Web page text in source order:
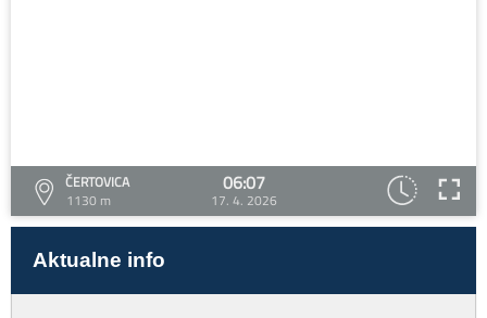
ČERTOVICA
1130 m
06:07
17. 4. 2026
Aktualne info